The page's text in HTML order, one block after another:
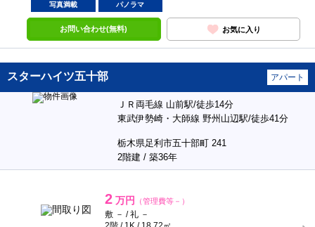
写真満載 パノラマ
お問い合わせ(無料) お気に入り
スターハイツ五十部 アパート
ＪＲ両毛線 山前駅/徒歩14分
東武伊勢崎・大師線 野州山辺駅/徒歩41分
栃木県足利市五十部町 241
2階建 / 築36年
2 万円 （管理費等－）
敷 － / 礼 －